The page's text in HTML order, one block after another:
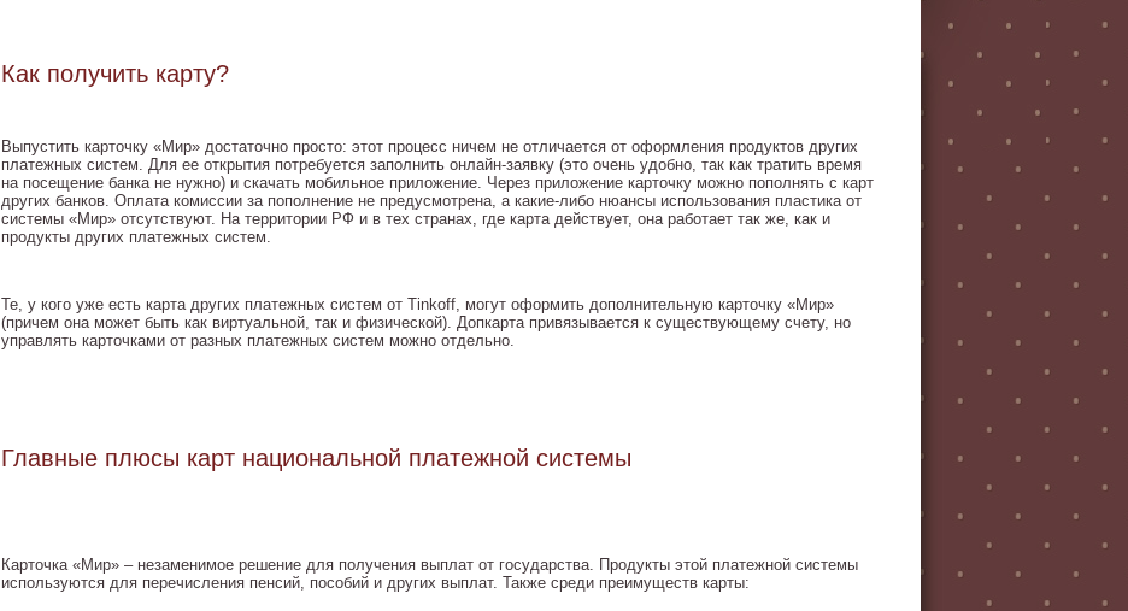
Как получить карту?
Выпустить карточку «Мир» достаточно просто: этот процесс ничем не отличается от оформления продуктов других
платежных систем. Для ее открытия потребуется заполнить онлайн-заявку (это очень удобно, так как тратить время
на посещение банка не нужно) и скачать мобильное приложение. Через приложение карточку можно пополнять с карт
других банков. Оплата комиссии за пополнение не предусмотрена, а какие-либо нюансы использования пластика от
системы «Мир» отсутствуют. На территории РФ и в тех странах, где карта действует, она работает так же, как и
продукты других платежных систем.
Те, у кого уже есть карта других платежных систем от Tinkoff, могут оформить дополнительную карточку «Мир»
(причем она может быть как виртуальной, так и физической). Допкарта привязывается к существующему счету, но
управлять карточками от разных платежных систем можно отдельно.
Главные плюсы карт национальной платежной системы
Карточка «Мир» – незаменимое решение для получения выплат от государства. Продукты этой платежной системы
используются для перечисления пенсий, пособий и других выплат. Также среди преимуществ карты: